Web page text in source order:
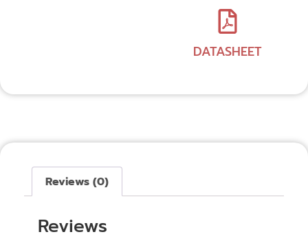
DATASHEET
Reviews (0)
Reviews